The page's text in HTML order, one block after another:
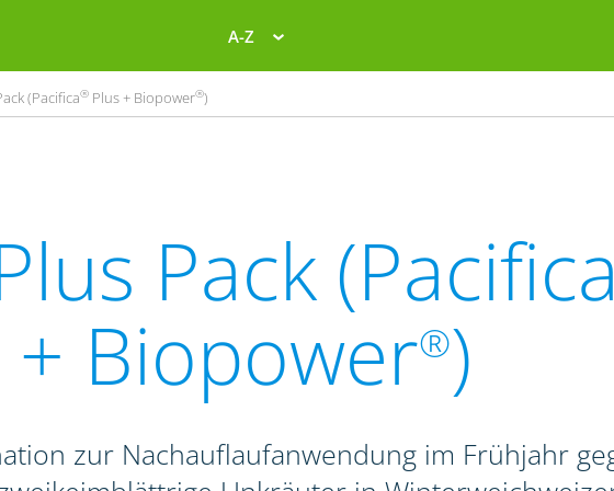
A-Z
(Pacifica® Plus + Biopower®)
Pack (Pacifica
+ Biopower®)
zur Nachauflaufanwendung im Frühjahr